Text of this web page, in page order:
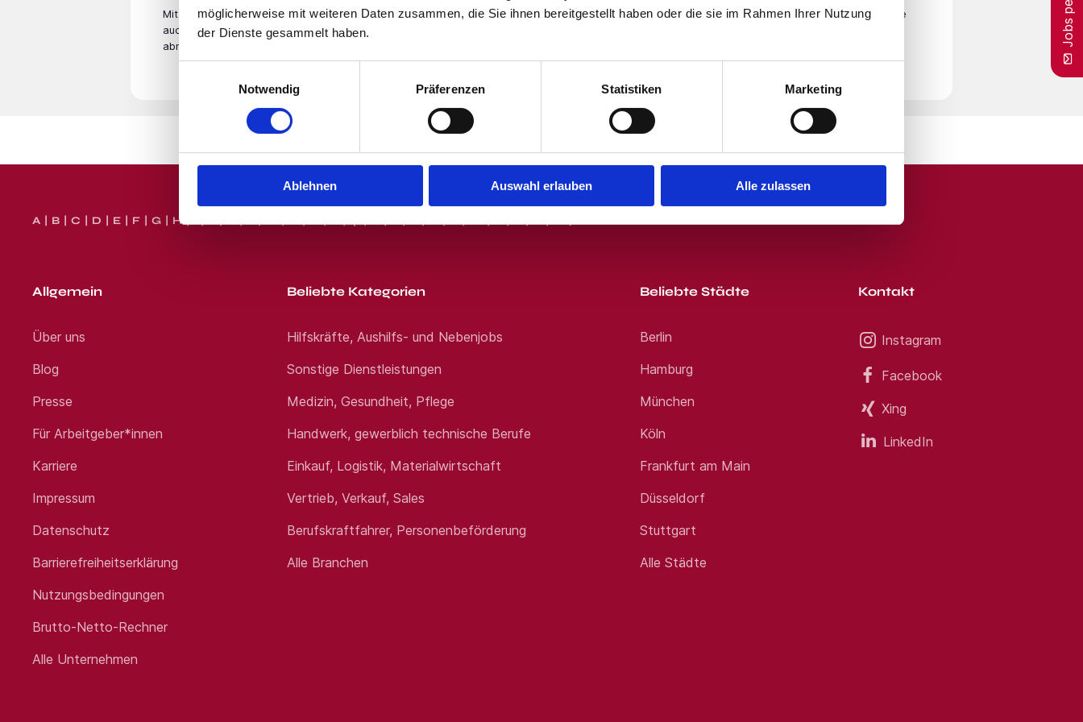
möglicherweise mit weiteren Daten zusammen, die Sie ihnen bereitgestellt haben oder die sie im Rahmen Ihrer Nutzung
der Dienste gesammelt haben.
Notwendig
Präferenzen Statistiken Marketing
Ablehnen Auswahl erlauben Alle zulassen
Mit der Eingabe Deiner E-Mail­adresse und dem Klicken des "Jobangebote per E-Mail"-Buttons stimmst Du unseren Nutzungsbedingungen zu. Beachte
auch unsere Datenschutzerklärung. Du erhältst von uns passende Jobangebote per E-Mail. Du kannst Dich jeder Zeit von unserem E-Mail-Service
abmelden.
A B C D E F G H
Allgemein
Über uns
Blog
Presse
Für Arbeitgeber*innen
Karriere
Impressum
Datenschutz
Barrierefreiheitserklärung
Nutzungsbedingungen
Brutto-Netto-Rechner
Alle Unternehmen
Beliebte Kategorien
Hilfskräfte, Aushilfs- und Nebenjobs
Sonstige Dienstleistungen
Medizin, Gesundheit, Pflege
Handwerk, gewerblich technische Berufe
Einkauf, Logistik, Materialwirtschaft
Vertrieb, Verkauf, Sales
Berufskraftfahrer, Personenbeförderung
Alle Branchen
Beliebte Städte
Berlin
Hamburg
München
Köln
Frankfurt am Main
Düsseldorf
Stuttgart
Alle Städte
Kontakt
Instagram
Facebook
Xing
LinkedIn